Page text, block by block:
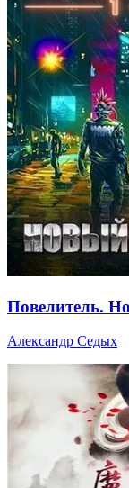
Повелитель.
Александр Седых